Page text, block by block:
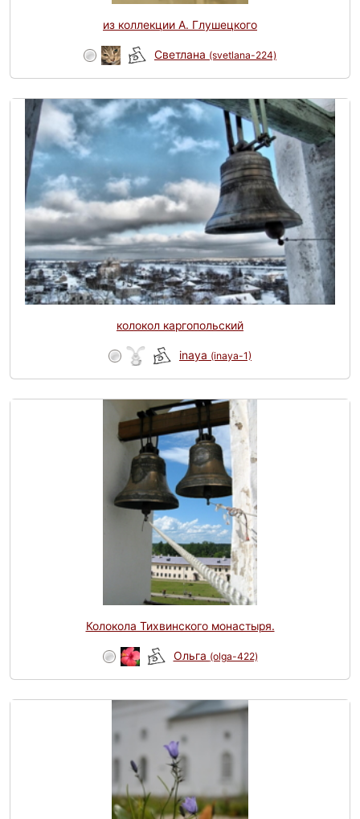
из коллекции А. Глушецкого
Светлана (svetlana-224)
колокол каргопольский
inaya (inaya-1)
Колокола Тихвинского монастыря.
Ольга (olga-422)